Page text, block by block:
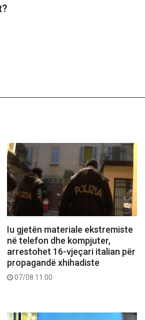
Iu gjetën materiale ekstremiste
në telefon dhe kompjuter,
arrestohet 16-vjeçari italian për
propagandë xhihadiste
07/08 11:00